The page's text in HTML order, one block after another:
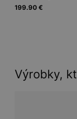
199.90 €
Výrobky,